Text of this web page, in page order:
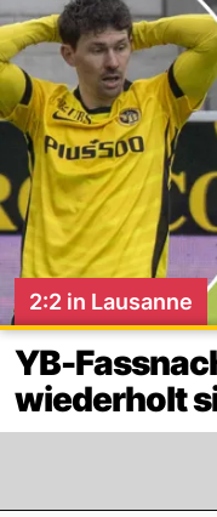
2:2 in Lausanne
YB-
wiederholt